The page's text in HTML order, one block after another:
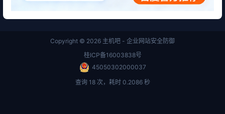
Copyright © 2026 主机吧 - 企业网站安全防御
桂ICP备16003838号
45050302000037
查询 18 次，耗时 0.2086 秒